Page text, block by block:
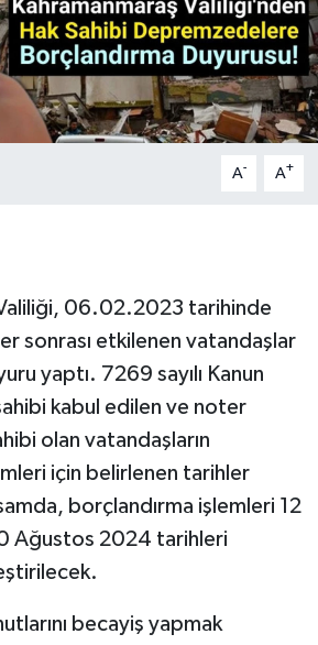
A- A+
06.02.2023 tarihinde
sonrası etkilenen vatandaşlar
yaptı. 7269 sayılı Kanun
kabul edilen ve noter
olan vatandaşların
için belirlenen tarihler
borçlandırma işlemleri 12
Ağustos 2024 tarihleri
becayiş yapmak